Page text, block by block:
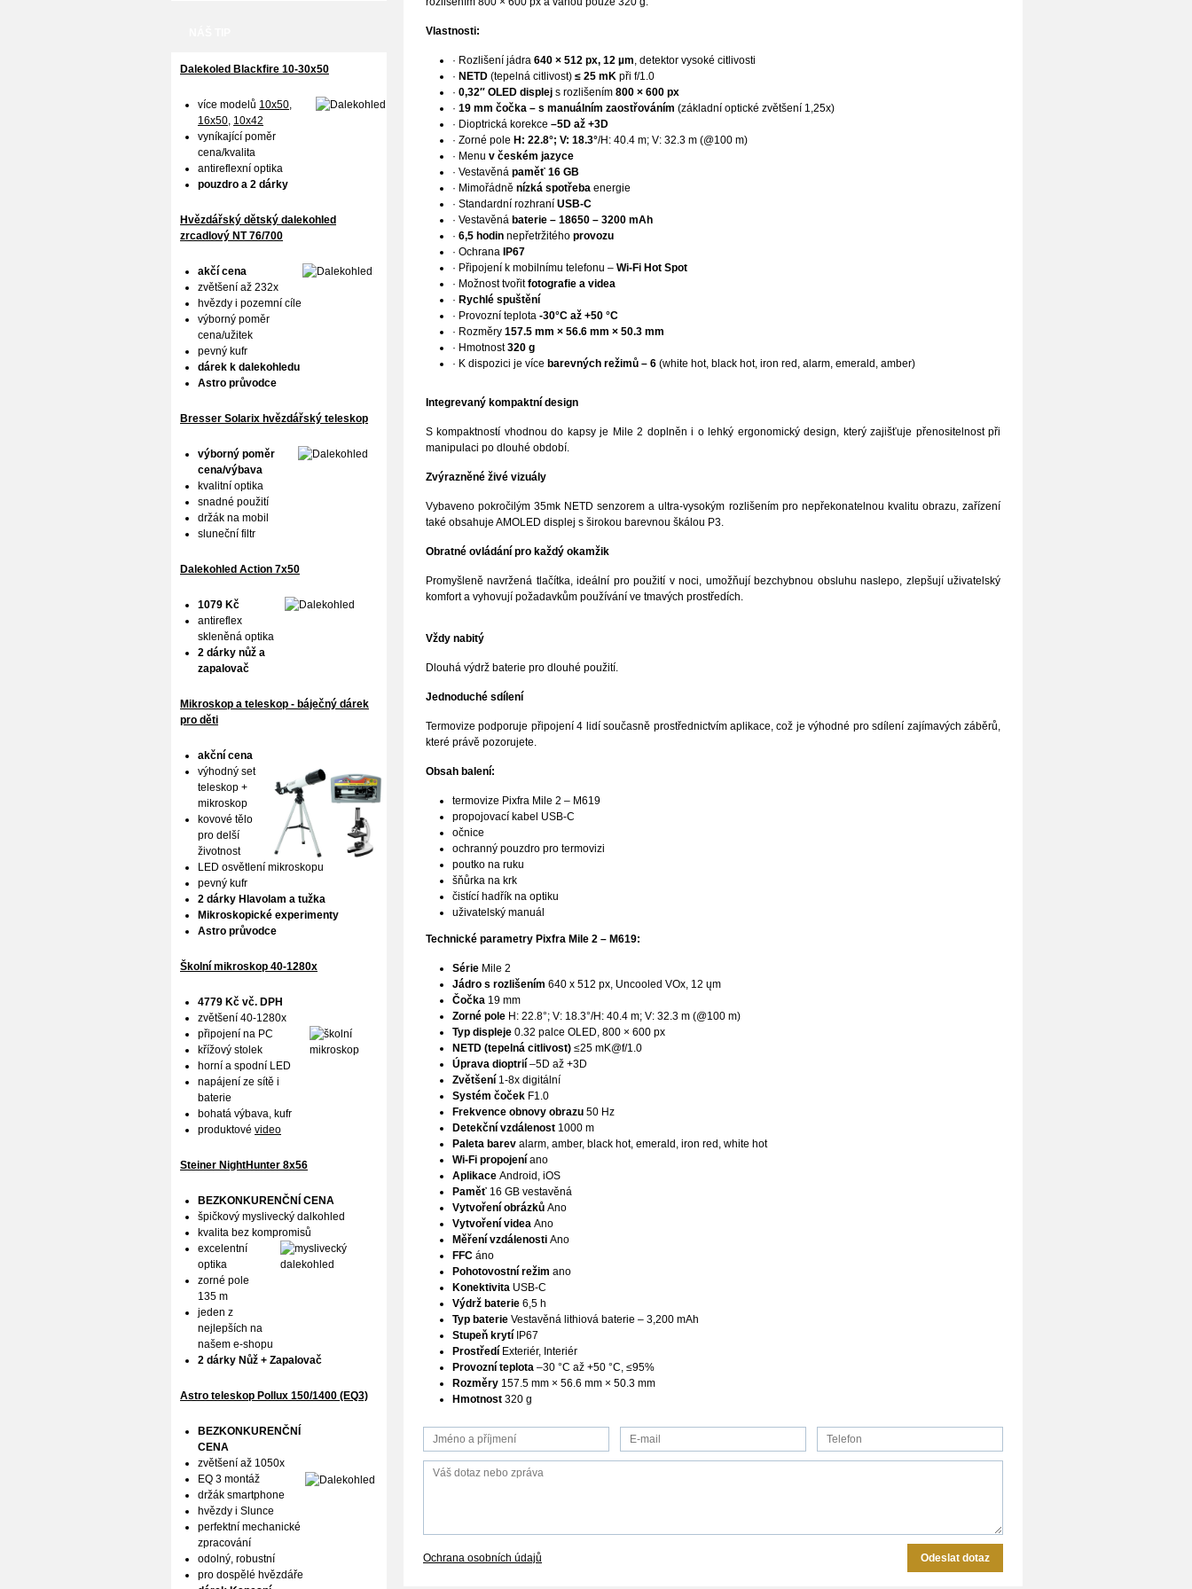
Vlastnosti:
· Rozlišení jádra 640 × 512 px, 12 µm, detektor vysoké citlivosti
· NETD (tepelná citlivost) ≤ 25 mK při f/1.0
· 0,32″ OLED displej s rozlišením 800 × 600 px
· 19 mm čočka – s manuálním zaostřováním (základní optické zvětšení 1,25x)
· Dioptrická korekce –5D až +3D
· Zorné pole H: 22.8°; V: 18.3°/H: 40.4 m; V: 32.3 m (@100 m)
· Menu v českém jazyce
· Vestavěná paměť 16 GB
· Mimořádně nízká spotřeba energie
· Standardní rozhraní USB-C
· Vestavěná baterie – 18650 – 3200 mAh
· 6,5 hodin nepřetržitého provozu
· Ochrana IP67
· Připojení k mobilnímu telefonu – Wi-Fi Hot Spot
· Možnost tvořitfotografie a videa
· Rychlé spuštění
· Provozní teplota -30°C až +50 °C
· Rozměry 157.5 mm × 56.6 mm × 50.3 mm
· Hmotnost320 g
· K dispozici je více barevných režimů – 6 (white hot, black hot, iron red, alarm, emerald, amber)
Integrevaný kompaktní design
S kompaktností vhodnou do kapsy je Mile 2 doplněn i o lehký ergonomický design, který zajišťuje přenositelnost při
manipulaci po dlouhé období.
Zvýrazněné živé vizuály
Vybaveno pokročilým 35mk NETD senzorem a ultra-vysokým rozlišením pro nepřekonatelnou kvalitu obrazu, zařízení
také obsahuje AMOLED displej s širokou barevnou škálou P3.
Obratné ovládání pro každý okamžik
Promyšleně navržená tlačítka, ideální pro použití v noci, umožňují bezchybnou obsluhu naslepo, zlepšují uživatelský
komfort a vyhovují požadavkům používání ve tmavých prostředích.
Vždy nabitý
Dlouhá výdrž baterie pro dlouhé použití.
Jednoduché sdílení
Termovize podporuje připojení 4 lidí současně prostřednictvím aplikace, což je výhodné pro sdílení zajímavých záběrů,
které právě pozorujete.
Obsah balení:
termovize Pixfra Mile 2 – M619
propojovací kabel USB-C
očnice
ochranný pouzdro pro termovizi
poutko na ruku
šňůrka na krk
čistící hadřík na optiku
uživatelský manuál
Technické parametry Pixfra Mile 2 – M619:
Série Mile 2
Jádro s rozlišením 640 x 512 px, Uncooled VOx, 12 ųm
Čočka 19 mm
Zorné pole H: 22.8°; V: 18.3°/H: 40.4 m; V: 32.3 m (@100 m)
Typ displeje 0.32 palce OLED, 800 × 600 px
NETD (tepelná citlivost) ≤25 mK@f/1.0
Úprava dioptrií –5D až +3D
Zvětšení 1-8x digitální
Systém čoček F1.0
Frekvence obnovy obrazu 50 Hz
Detekční vzdálenost 1000 m
Paleta barev alarm, amber, black hot, emerald, iron red, white hot
Wi-Fi propojení ano
Aplikace Android, iOS
Paměť 16 GB vestavěná
Vytvoření obrázků Ano
Vytvoření videa Ano
Měření vzdálenosti Ano
FFC áno
Pohotovostní režim ano
Konektivita USB-C
Výdrž baterie 6,5 h
Typ baterie Vestavěná lithiová baterie – 3,200 mAh
Stupeň krytí IP67
Prostředí Exteriér, Interiér
Provozní teplota –30 °C až +50 °C, ≤95%
Rozměry 157.5 mm × 56.6 mm × 50.3 mm
Hmotnost 320 g
Ochrana osobních údajů Odeslat dotaz
Dalekoled Blackfire 10-30x50
více modelů 10x50,
16x50, 10x42
vyníkající poměr
cena/kvalita
antireflexní optika
pouzdro a 2 dárky
Hvězdářský dětský dalekohled
zrcadlový NT 76/700
akčí cena
zvětšení až 232x
hvězdy i pozemní cíle
výborný poměr
cena/užitek
pevný kufr
dárek k dalekohledu
Astro průvodce
Bresser Solarix hvězdářský teleskop
výborný poměr
cena/výbava
kvalitní optika
snadné použití
držák na mobil
sluneční filtr
Dalekohled Action 7x50
1079 Kč
antireflex
skleněná optika
2 dárky nůž a
zapalovač
Mikroskop a teleskop - báječný dárek
pro děti
akční cena
výhodný set
teleskop +
mikroskop
kovové tělo
pro delší
životnost
LED osvětlení mikroskopu
pevný kufr
2 dárky Hlavolam a tužka
Mikroskopické experimenty
Astro průvodce
Školní mikroskop 40-1280x
4779 Kč vč. DPH
zvětšení 40-1280x
připojení na PC
křížový stolek
horní a spodní LED
napájení ze sítě i
baterie
bohatá výbava, kufr
produktové video
Steiner NightHunter 8x56
BEZKONKURENČNÍ CENA
špičkový myslivecký dalkohled
kvalita bez kompromisů
excelentní
optika
zorné pole
135 m
jeden z
nejlepších na
našem e-shopu
2 dárky Nůž + Zapalovač
Astro teleskop Pollux 150/1400 (EQ3)
BEZKONKURENČNÍ
CENA
zvětšení až 1050x
EQ 3 montáž
držák smartphone
hvězdy i Slunce
perfektní mechanické
zpracování
odolný, robustní
pro dospělé hvězdáře